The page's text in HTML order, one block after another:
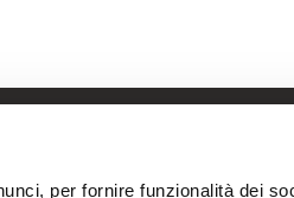
per fornire funzionalità dei